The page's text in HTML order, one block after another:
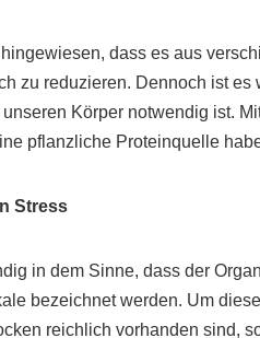
dass es aus
zu reduzieren. Dennoch ist
Körper notwendig ist.
pflanzliche Proteinquelle
Stress
in dem Sinne, dass der
bezeichnet werden. Um
reichlich vorhanden sind,